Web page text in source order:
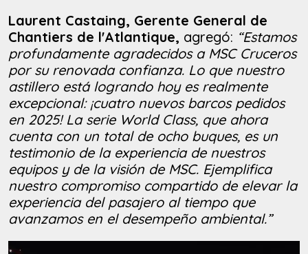
Laurent Castaing, Gerente General de
Chantiers de l'Atlantique, agregó: “Estamos
profundamente agradecidos a MSC Cruceros
por su renovada confianza. Lo que nuestro
astillero está logrando hoy es realmente
excepcional: ¡cuatro nuevos barcos pedidos
en 2025! La serie World Class, que ahora
cuenta con un total de ocho buques, es un
testimonio de la experiencia de nuestros
equipos y de la visión de MSC. Ejemplifica
nuestro compromiso compartido de elevar la
experiencia del pasajero al tiempo que
avanzamos en el desempeño ambiental.”